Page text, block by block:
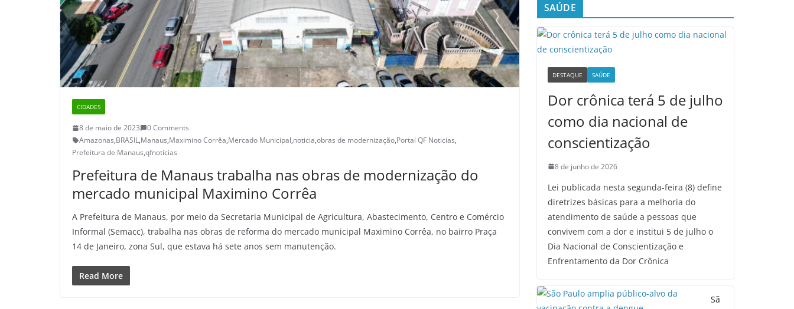
CIDADES
8 de maio de 2023
0 Comments
Amazonas,BRASIL,Manaus,Maximino Corrêa,Mercado Municipal,noticia,obras de modernização,Portal QF Noticías,
Prefeitura de Manaus,qfnotícias
Prefeitura de Manaus trabalha nas obras de modernização do
mercado municipal Maximino Corrêa
A Prefeitura de Manaus, por meio da Secretaria Municipal de Agricultura, Abastecimento, Centro e Comércio
Informal (Semacc), trabalha nas obras de reforma do mercado municipal Maximino Corrêa, no bairro Praça
14 de Janeiro, zona Sul, que estava há sete anos sem manutenção.
Read More
SAÚDE
DESTAQUE SAÚDE
Dor crônica terá 5 de julho
como dia nacional de
conscientização
8 de junho de 2026
Lei publicada nesta segunda-feira (8) define
diretrizes básicas para a melhoria do
atendimento de saúde a pessoas que
convivem com a dor e institui 5 de julho o
Dia Nacional de Conscientização e
Enfrentamento da Dor Crônica
Sã